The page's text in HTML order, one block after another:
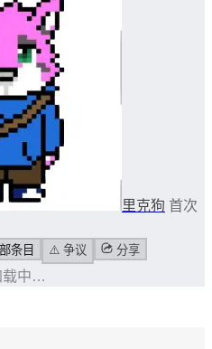
里克狗 首次
条目 ⚠️ 争议 分享
载中…